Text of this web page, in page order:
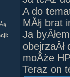
A do
MĂłj brat
Ja
moÂże
Teraz on